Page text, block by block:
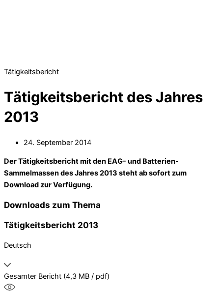
Tätigkeitsbericht
Tätigkeitsbericht des Jahres
2013
24. September 2014
Der Tätigkeitsbericht mit den EAG- und Batterien-
Sammelmassen des Jahres 2013 steht ab sofort zum
Download zur Verfügung.
Downloads zum Thema
Tätigkeitsbericht 2013
Deutsch
Gesamter Bericht (4,3 MB / pdf)